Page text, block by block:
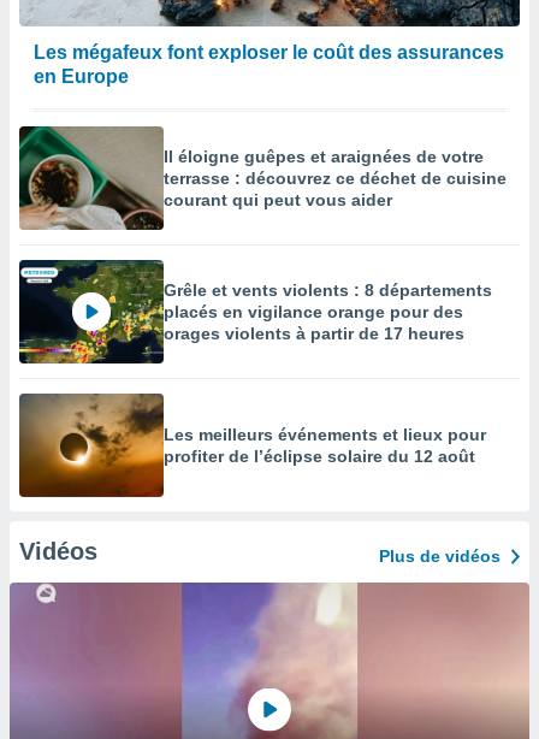
Les mégafeux font exploser le coût des assurances
en Europe
Il éloigne guêpes et araignées de votre
terrasse : découvrez ce déchet de cuisine
courant qui peut vous aider
Grêle et vents violents : 8 départements
placés en vigilance orange pour des
orages violents à partir de 17 heures
Les meilleurs événements et lieux pour
profiter de l’éclipse solaire du 12 août
Vidéos Plus de vidéos